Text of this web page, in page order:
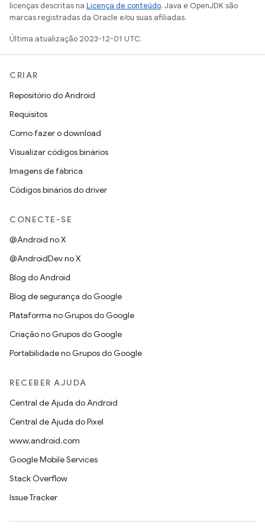
licenças descritas na Licença de conteúdo. Java e OpenJDK são
marcas registradas da Oracle e/ou suas afiliadas.
Última atualização 2023-12-01 UTC.
CRIAR
Repositório do Android
Requisitos
Como fazer o download
Visualizar códigos binários
Imagens de fábrica
Códigos binários do driver
CONECTE-SE
@Android no X
@AndroidDev no X
Blog do Android
Blog de segurança do Google
Plataforma no Grupos do Google
Criação no Grupos do Google
Portabilidade no Grupos do Google
RECEBER AJUDA
Central de Ajuda do Android
Central de Ajuda do Pixel
www.android.com
Google Mobile Services
Stack Overflow
Issue Tracker